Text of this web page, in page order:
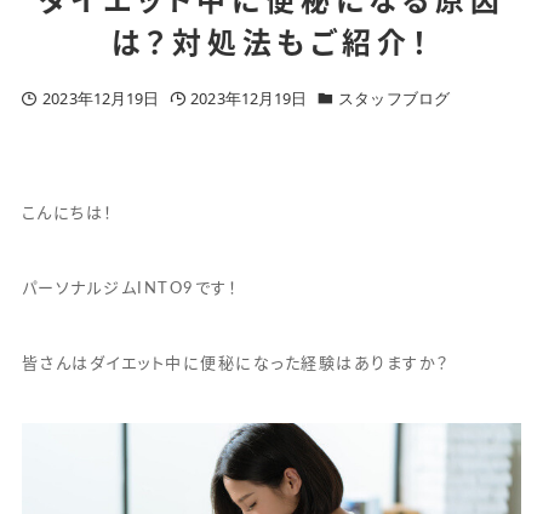
は？対処法もご紹介！
2023年12月19日 2023年12月19日 スタッフブログ
こんにちは！
パーソナルジムINTO9です！
皆さんはダイエット中に便秘になった経験はありますか？